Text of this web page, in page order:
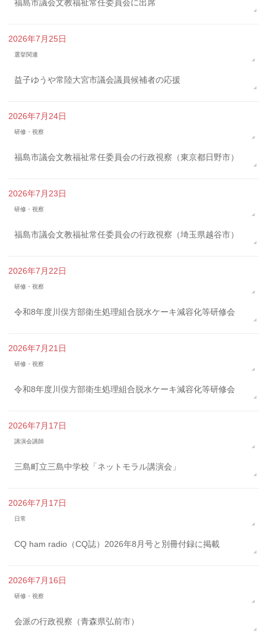
福島市議会文教福祉常任委員会に出席
2026年7月25日
選挙関連
益子ゆうや常陸大宮市議会議員候補者の応援
2026年7月24日
研修・視察
福島市議会文教福祉常任委員会の行政視察（東京都日野市）
2026年7月23日
研修・視察
福島市議会文教福祉常任委員会の行政視察（埼玉県越谷市）
2026年7月22日
研修・視察
令和8年度川俣方部衛生処理組合脱水ケーキ減容化等研修会
2026年7月21日
研修・視察
令和8年度川俣方部衛生処理組合脱水ケーキ減容化等研修会
2026年7月17日
講演会講師
三島町立三島中学校「ネットモラル講演会」
2026年7月17日
日常
CQ ham radio（CQ誌）2026年8月号と別冊付録に掲載
2026年7月16日
研修・視察
会派の行政視察（青森県弘前市）